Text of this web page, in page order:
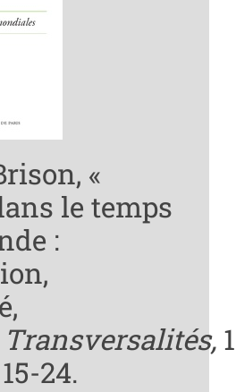
«
le temps
:
Transversalités,
24.